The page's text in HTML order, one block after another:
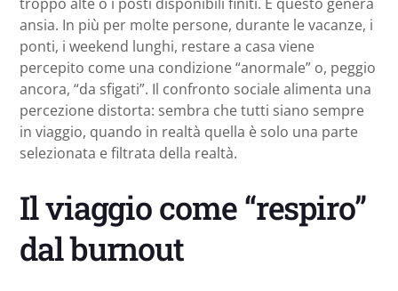
ansia. In più per molte persone, durante le vacanze, i
ponti, i weekend lunghi, restare a casa viene
percepito come una condizione “anormale” o, peggio
ancora, “da sfigati”. Il confronto sociale alimenta una
percezione distorta: sembra che tutti siano sempre
in viaggio, quando in realtà quella è solo una parte
selezionata e filtrata della realtà.
Il viaggio come “respiro”
dal burnout